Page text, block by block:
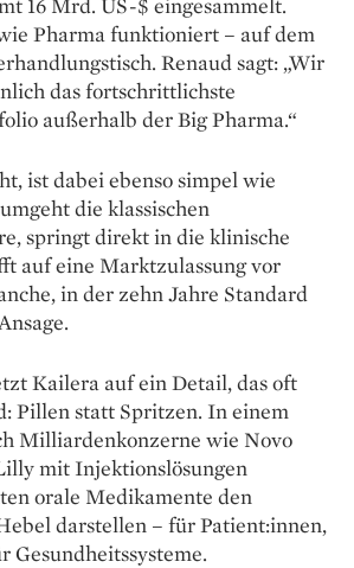
Pharma funktioniert – auf dem
Renaud sagt: „Wir
das fortschrittlichste
außerhalb der Big Pharma.“
ist dabei ebenso simpel wie
die klassischen
springt direkt in die klinische
auf eine Marktzulassung vor
in der zehn Jahre Standard
Kailera auf ein Detail, das oft
Pillen statt Spritzen. In einem
Milliardenkonzerne wie Novo
mit Injektionslösungen
orale Medikamente den
darstellen – für Patient:innen,